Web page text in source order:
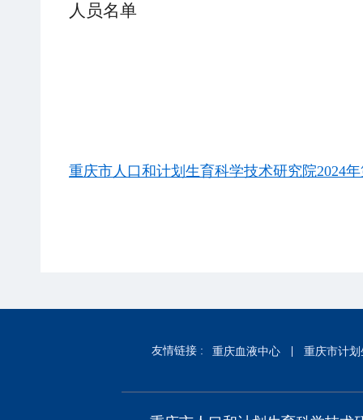
人员名单
重庆市人口和计划生育科学技术研究院2024
友情链接 : 重庆血液中心 重庆市计